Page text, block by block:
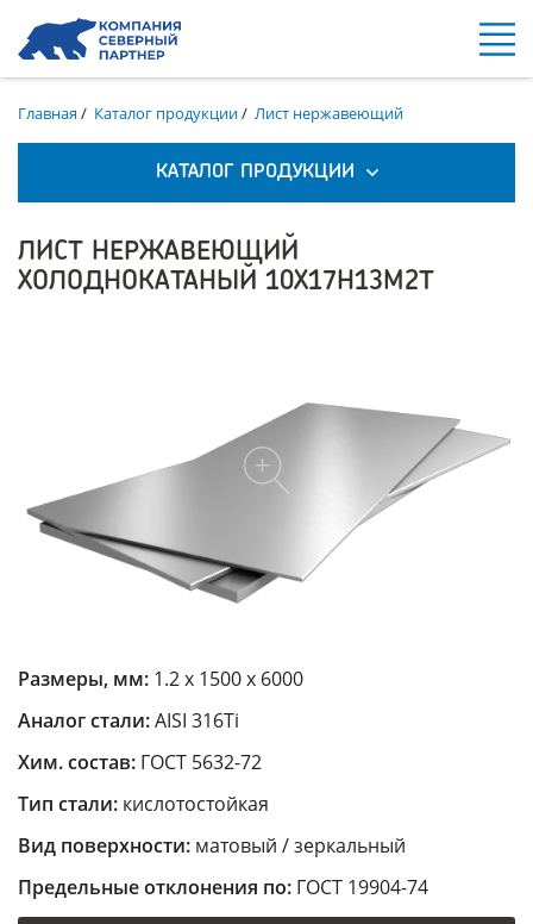
Главная/ Каталог продукции/ Лист нержавеющий
КАТАЛОГ ПРОДУКЦИИ
ЛИСТ НЕРЖАВЕЮЩИЙ
ХОЛОДНОКАТАНЫЙ 10Х17Н13М2Т
Размеры, мм: 1.2 х 1500 х 6000
Аналог стали:AISI 316Ti
Хим. состав: ГОСТ 5632-72
Тип стали: кислотостойкая
Вид поверхности: матовый / зеркальный
Предельные отклонения по: ГОСТ 19904-74